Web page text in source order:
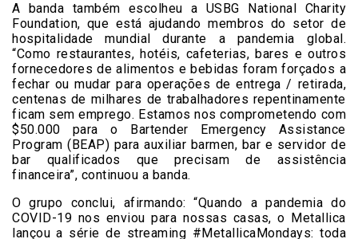
A banda também escolheu a USBG National Charity
Foundation, que está ajudando membros do setor de
hospitalidade mundial durante a pandemia global.
“Como restaurantes, hotéis, cafeterias, bares e outros
fornecedores de alimentos e bebidas foram forçados a
fechar ou mudar para operações de entrega / retirada,
centenas de milhares de trabalhadores repentinamente
ficam sem emprego. Estamos nos comprometendo com
$50.000 para o Bartender Emergency Assistance
Program (BEAP) para auxiliar barmen, bar e servidor de
bar qualificados que precisam de assistência
financeira”, continuou a banda.
O grupo conclui, afirmando: “Quando a pandemia do
COVID-19 nos enviou para nossas casas, o Metallica
lançou a série de streaming #MetallicaMondays: toda